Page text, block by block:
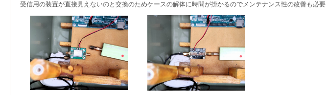
受信用の装置が直接見えないのと交換のためケースの解体に時間が掛かるのでメンテナンス性の改善も必要